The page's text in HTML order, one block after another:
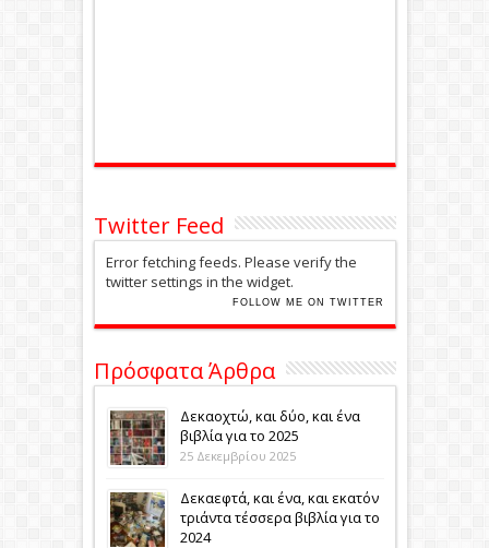
Twitter Feed
Error fetching feeds. Please verify the
twitter settings in the widget.
FOLLOW ME ON TWITTER
Πρόσφατα Άρθρα
Δεκαοχτώ, και δύο, και ένα
βιβλία για το 2025
25 Δεκεμβρίου 2025
Δεκαεφτά, και ένα, και εκατόν
τριάντα τέσσερα βιβλία για το
2024